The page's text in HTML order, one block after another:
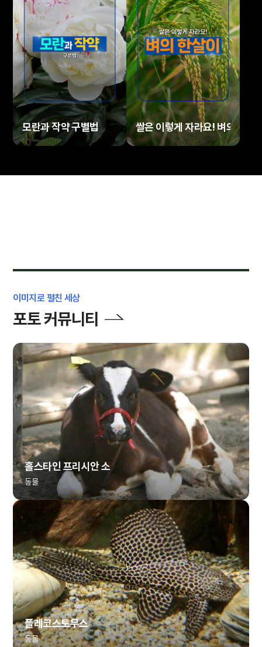
모란과 작약 구별법 쌀은 이렇게 자라요! 벼의 한살
이미지로 펼친 세상
포토 커뮤니티
홀스타인 프리시안 소
동물
플레코스토무스
동물